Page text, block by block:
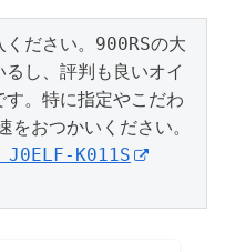
ださい。900RSの大
し、評判も良いオイ
。特に指定やこだわ
J0ELF-K011S